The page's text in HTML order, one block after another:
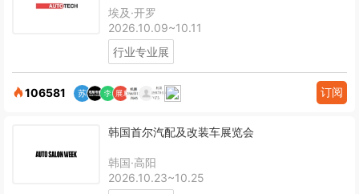
埃及·开罗
2026.10.09~10.11
行业专业展
106581 订阅
韩国首尔汽配及改装车展览会
韩国·高阳
2026.10.23~10.25